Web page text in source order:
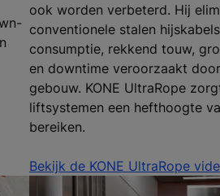
ook worden verbeterd. Hij
conventionele stalen
consumptie, rekkend touw,
en downtime veroorzaakt
gebouw. KONE UltraRope
liftsystemen een hefthoogte
bereiken.
Bekijk de KONE UltraRope